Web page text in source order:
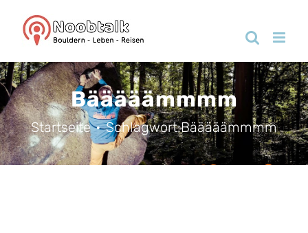
Inhalt
Bääääämmmm
Startseite Schlagwort:Bääääämmmm